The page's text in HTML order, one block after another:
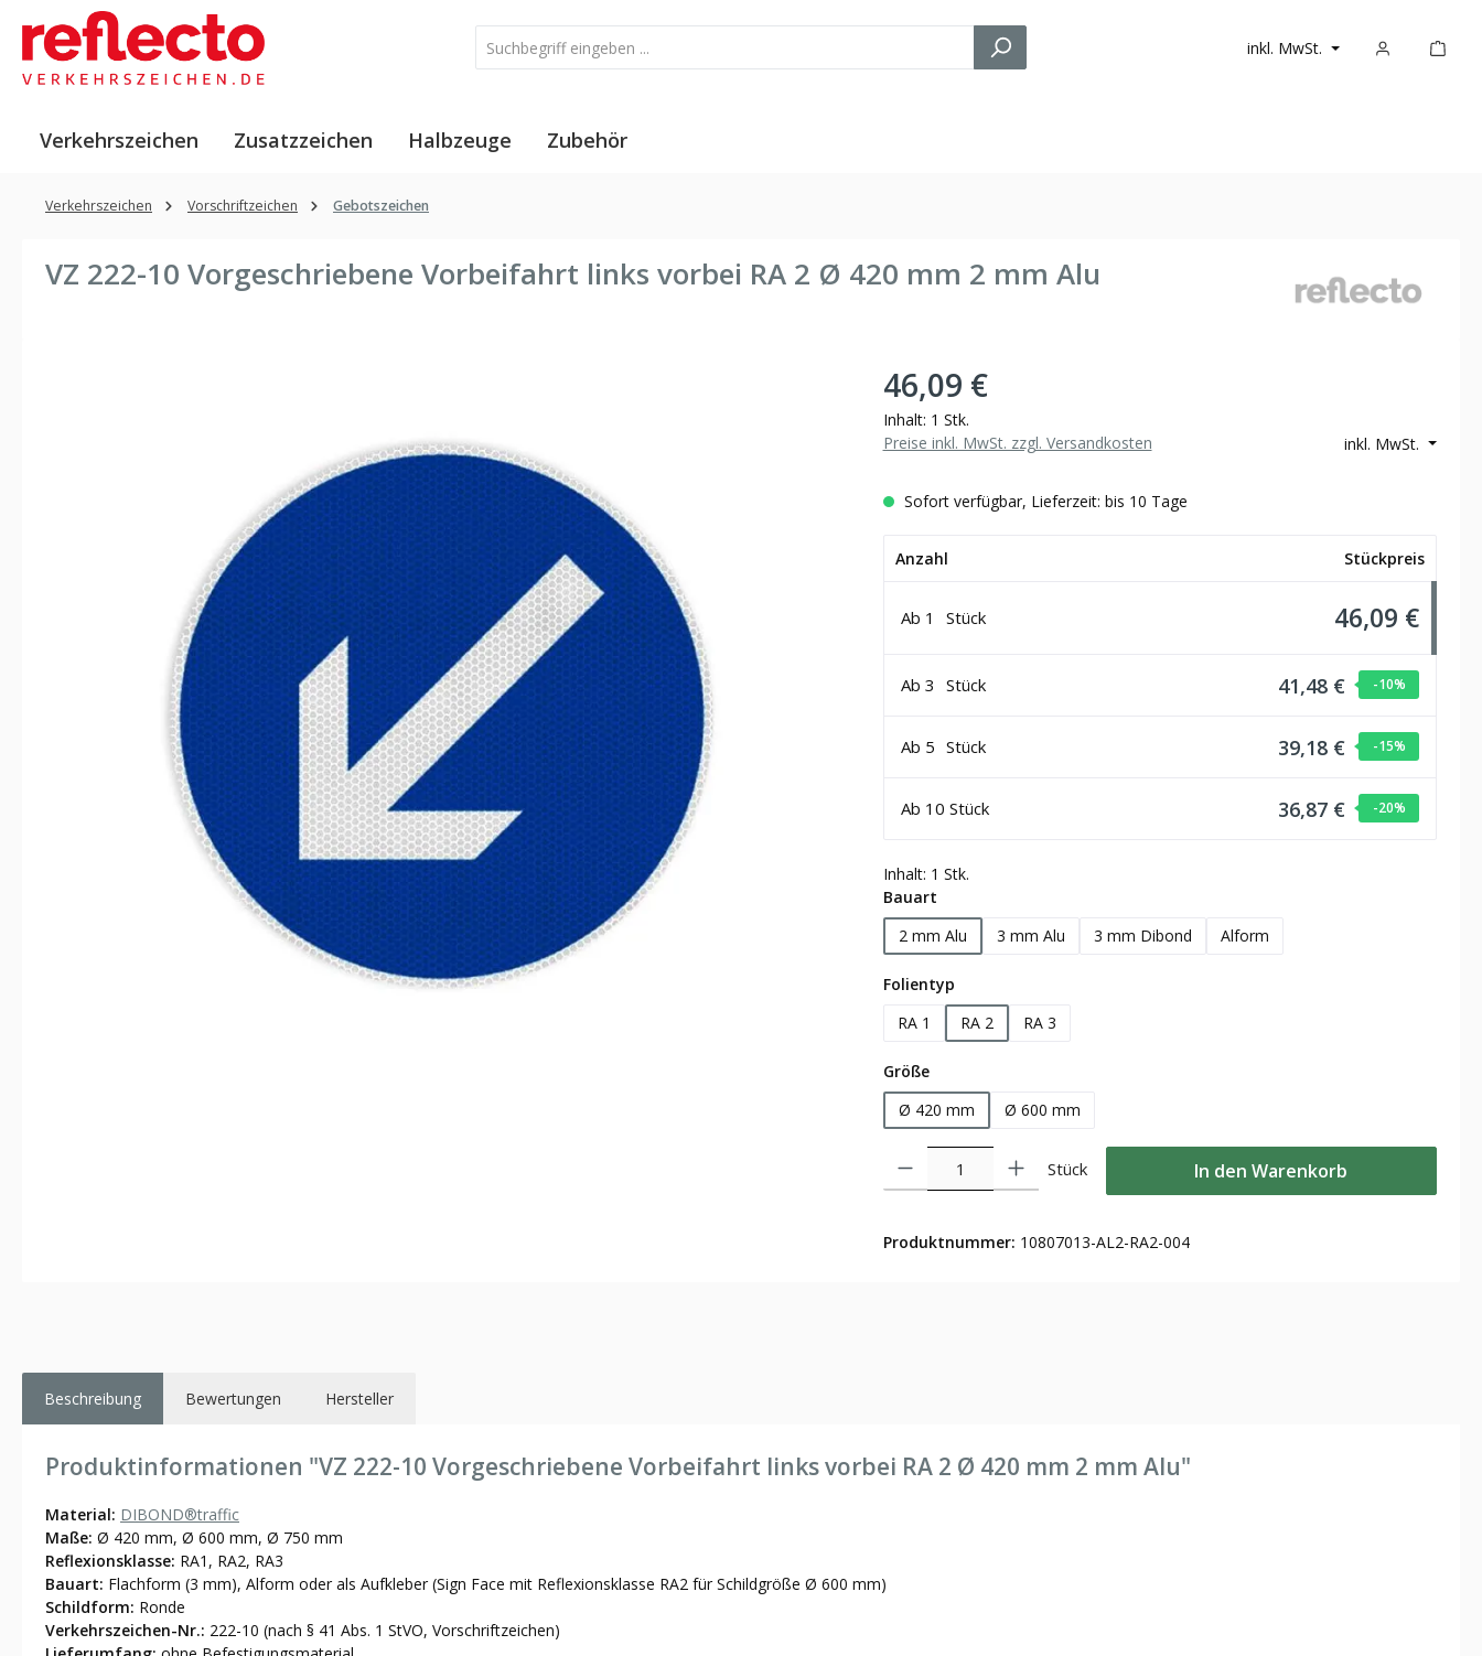
Hauptinhalt springen
Zur Suche springen
Zur Hauptnavigation springen
inkl. MwSt.
Verkehrszeichen Zusatzzeichen Halbzeuge Zubehör
Verkehrszeichen Vorschriftzeichen Gebotszeichen
VZ 222-10 Vorgeschriebene Vorbeifahrt links vorbei RA 2 Ø 420 mm 2 mm Alu
46,09 €
Inhalt: 1 Stk.
inkl. MwSt.
Preise inkl. MwSt. zzgl. Versandkosten
Sofort verfügbar, Lieferzeit: bis 10 Tage
Anzahl Stückpreis
Ab 1 Stück 46,09 €
Ab 3 Stück 41,48 € -10%
Ab 5 Stück 39,18 € -15%
Ab 10 Stück 36,87 € -20%
Inhalt: 1 Stk.
Bauartauswählen
2 mm Alu
3 mm Alu 3 mm Dibond Alform
Folientypauswählen
RA 1
RA 2 RA 3
Größeauswählen
Ø 420 mm
Ø 600 mm
Stück In den Warenkorb
Produktnummer: 10807013-AL2-RA2-004
Beschreibung Bewertungen Hersteller
Produktinformationen "VZ 222-10 Vorgeschriebene Vorbeifahrt links vorbei RA 2 Ø 420 mm 2 mm Alu"
Material: DIBOND®traffic
Maße: Ø 420 mm, Ø 600 mm, Ø 750 mm
Reflexionsklasse: RA1, RA2, RA3
Bauart: Flachform (3 mm), Alform oder als Aufkleber (Sign Face mit Reflexionsklasse RA2 für Schildgröße Ø 600 mm)
Schildform: Ronde
Verkehrszeichen-Nr.: 222-10 (nach § 41 Abs. 1 StVO, Vorschriftzeichen)